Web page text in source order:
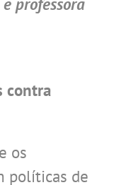
contra
os
políticas de